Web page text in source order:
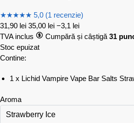
★★★★★ 5,0 (1 recenzie)
31,90 lei 35,00 lei −3,1 lei
TVA inclus
Cumpără și câștigă 31
Stoc epuizat
Contine:
1 x Lichid Vampire Vape Bar Salts
Aroma